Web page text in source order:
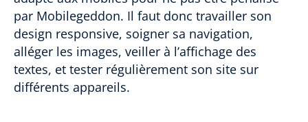
par Mobilegeddon. Il faut donc travailler son
design responsive, soigner sa navigation,
alléger les images, veiller à l’affichage des
textes, et tester régulièrement son site sur
différents appareils.